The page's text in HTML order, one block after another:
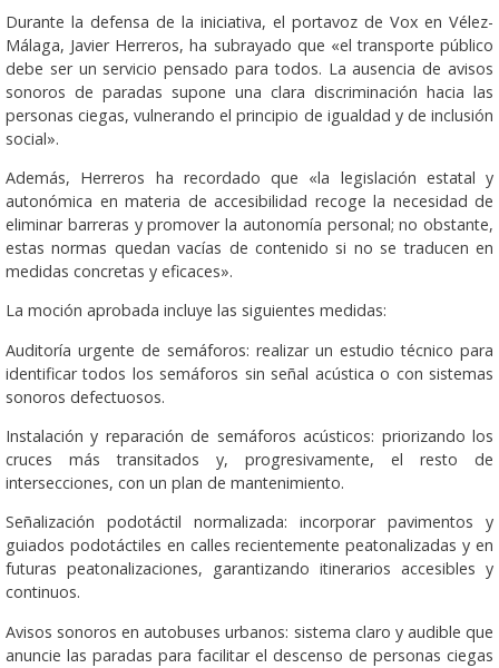
Durante la defensa de la iniciativa, el portavoz de Vox en Vélez-
Málaga, Javier Herreros, ha subrayado que «el transporte público
debe ser un servicio pensado para todos. La ausencia de avisos
sonoros de paradas supone una clara discriminación hacia las
personas ciegas, vulnerando el principio de igualdad y de inclusión
social».
Además, Herreros ha recordado que «la legislación estatal y
autonómica en materia de accesibilidad recoge la necesidad de
eliminar barreras y promover la autonomía personal; no obstante,
estas normas quedan vacías de contenido si no se traducen en
medidas concretas y eficaces».
La moción aprobada incluye las siguientes medidas:
Auditoría urgente de semáforos: realizar un estudio técnico para
identificar todos los semáforos sin señal acústica o con sistemas
sonoros defectuosos.
Instalación y reparación de semáforos acústicos: priorizando los
cruces más transitados y, progresivamente, el resto de
intersecciones, con un plan de mantenimiento.
Señalización podotáctil normalizada: incorporar pavimentos y
guiados podotáctiles en calles recientemente peatonalizadas y en
futuras peatonalizaciones, garantizando itinerarios accesibles y
continuos.
Avisos sonoros en autobuses urbanos: sistema claro y audible que
anuncie las paradas para facilitar el descenso de personas ciegas